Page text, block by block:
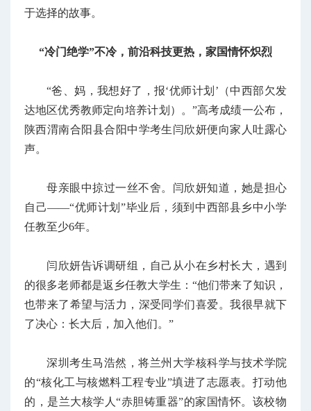
于选择的故事。
“冷门绝学”不冷，前沿科技更热，家国情怀炽烈
“爸、妈，我想好了，报‘优师计划’（中西部欠发
达地区优秀教师定向培养计划）。”高考成绩一公布，
陕西渭南合阳县合阳中学考生闫欣妍便向家人吐露心
声。
母亲眼中掠过一丝不舍。闫欣妍知道，她是担心
自己——“优师计划”毕业后，须到中西部县乡中小学
任教至少6年。
闫欣妍告诉调研组，自己从小在乡村长大，遇到
的很多老师都是返乡任教大学生：“他们带来了知识，
也带来了希望与活力，深受同学们喜爱。我很早就下
了决心：长大后，加入他们。”
深圳考生马浩然，将兰州大学核科学与技术学院
的“核化工与核燃料工程专业”填进了志愿表。打动他
的，是兰大核学人“赤胆铸重器”的家国情怀。该校物